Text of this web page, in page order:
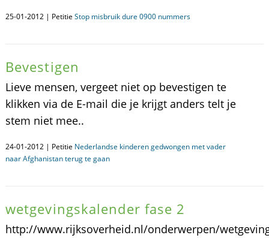
25-01-2012 | Petitie Stop misbruik dure 0900 nummers
Bevestigen
Lieve mensen, vergeet niet op bevestigen te
klikken via de E-mail die je krijgt anders telt je
stem niet mee..
24-01-2012 | Petitie Nederlandse kinderen gedwongen met vader
naar Afghanistan terug te gaan
wetgevingskalender fase 2
http://www.rijksoverheid.nl/onderwerpen/